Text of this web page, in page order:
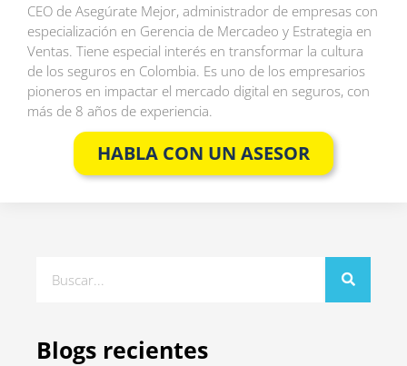
CEO de Asegúrate Mejor, administrador de empresas con
especialización en Gerencia de Mercadeo y Estrategia en
Ventas. Tiene especial interés en transformar la cultura
de los seguros en Colombia. Es uno de los empresarios
pioneros en impactar el mercado digital en seguros, con
más de 8 años de experiencia.
HABLA CON UN ASESOR
Blogs recientes